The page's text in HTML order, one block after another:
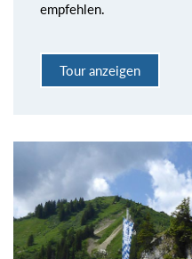
empfehlen.
Tour anzeigen